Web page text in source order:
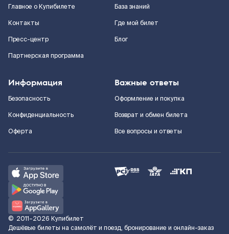
Главное о Купибилете
Контакты
Пресс-центр
Партнерская программа
База знаний
Где мой билет
Блог
Информация
Безопасность
Конфиденциальность
Оферта
Важные ответы
Оформление и покупка
Возврат и обмен билета
Все вопросы и ответы
© 2011–2026 Купибилет
Дешёвые билеты на самолёт и поезд, бронирование и онлайн-заказ